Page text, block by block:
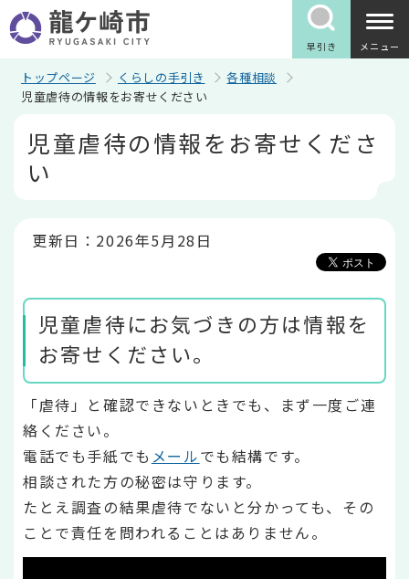
の
ペ
早引き メニュー
トップページ くらしの手引き
各種相談
児童虐待の情報をお寄せください
児童虐待の情報をお寄せくださ
い
更新日：2026年5月28日
児童虐待にお気づきの方は情報を
お寄せください。
「虐待」と確認できないときでも、まず一度ご連
絡ください。
電話でも手紙でも メールでも結構です。
相談された方の秘密は守ります。
たとえ調査の結果虐待でないと分かっても、その
ことで責任を問われることはありません。